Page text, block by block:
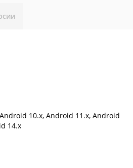
10.x, Android 11.x, Android
14.x